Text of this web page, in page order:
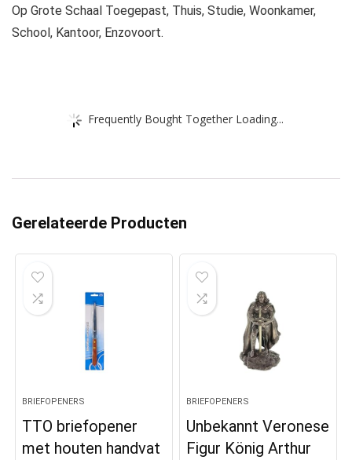
Op Grote Schaal Toegepast, Thuis, Studie, Woonkamer,
School, Kantoor, Enzovoort.
Frequently Bought Together Loading...
Gerelateerde Producten
BRIEFOPENERS
TTO briefopener
met houten handvat
BRIEFOPENERS
Unbekannt Veronese
Figur König Arthur